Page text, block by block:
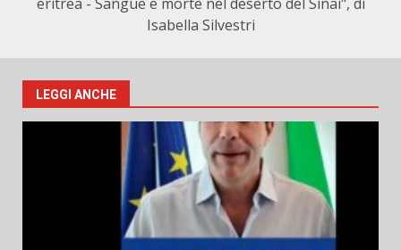
Isabella Silvestri
LEGGI ANCHE